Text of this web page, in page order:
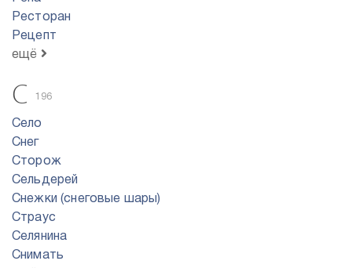
Ресторан
Рецепт
ещё
С 196
Село
Снег
Сторож
Сельдерей
Снежки (снеговые шары)
Страус
Селянина
Снимать